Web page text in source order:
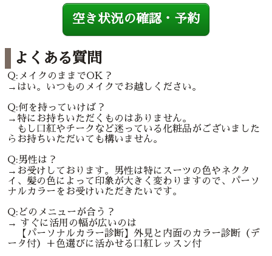
空き状況の確認・予約
よくある質問
Q:メイクのままでOK？
→はい。いつものメイクでお越しください。
Q:何を持っていけば？
→特にお持ちいただくものはありません。
もし口紅やチークなど迷っている化粧品がございました
らお持ちいただいても構いません。
Q:男性は？
→お受けしております。男性は特にスーツの色やネクタ
イ、髪の色によって印象が大きく変わりますので、パーソ
ナルカラーをお受けいただきたいです。
Q:どのメニューが合う？
→ すぐに活用の幅が広いのは
【パーソナルカラー診断】外見と内面のカラー診断（デ
ータ付）＋色選びに活かせる口紅レッスン付